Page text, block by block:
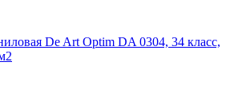
De Art Optim DA 0304, 34 класс,